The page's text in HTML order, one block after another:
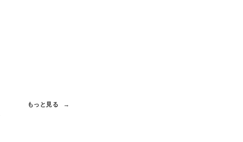
もっと見る